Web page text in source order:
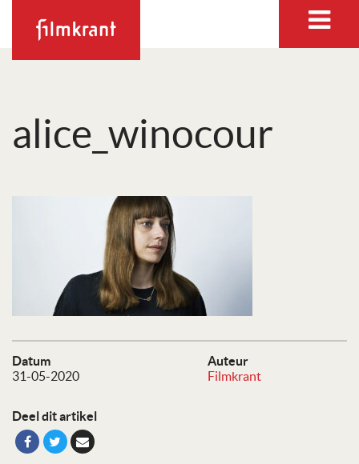
alice_winocour
Datum
31-05-2020
Auteur
Filmkrant
Deel dit artikel